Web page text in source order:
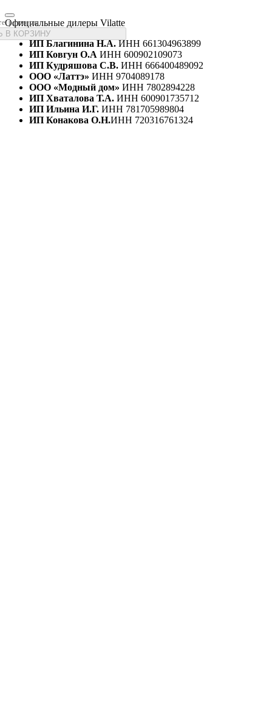
размеры
В КОРЗИНУ
Официальные дилеры Vilatte
ИП Благинина Н.А.ИНН 661304963899
ИП Ковгун О.А ИНН 600902109073
ИП Кудряшова С.В. ИНН 666400489092
ООО «Латтэ» ИНН 9704089178
ООО «Модный дом» ИНН 7802894228
ИП Хваталова Т.А. ИНН 600901735712
ИП Ильина И.Г. ИНН 781705989804
ИП Конакова О.Н.ИНН 720316761324